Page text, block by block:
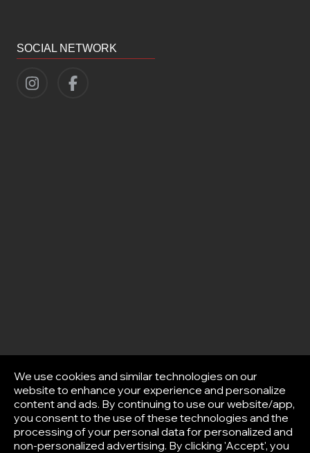
SOCIAL NETWORK
We use cookies and similar technologies on our
website to enhance your experience and personalize
content and ads. By continuing to use our website/app,
you consent to the use of these technologies and the
processing of your personal data for personalized and
non-personalized advertising. By clicking 'Accept', you